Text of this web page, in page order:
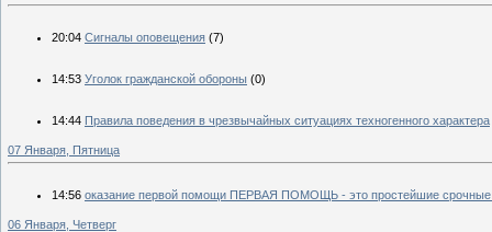
20:04 Сигналы оповещения (7)
14:53 Уголок гражданской обороны (0)
14:44 Правила поведения в чрезвычайных ситуациях техногенного характера
07 Января, Пятница
14:56 оказание первой помощи ПЕРВАЯ ПОМОЩЬ - это простейшие срочные
06 Января, Четверг